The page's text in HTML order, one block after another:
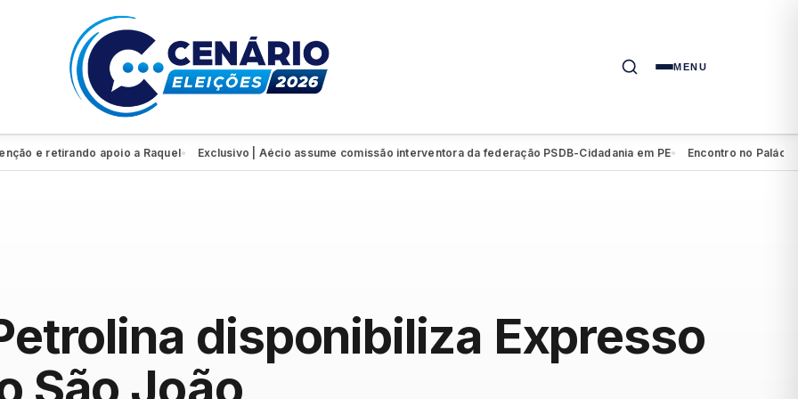
MENU
retirando apoio a Raquel● Exclusivo | Aécio assume comissão interventora da federação PSDB-Cidadania em PE ● Encontro no Palácio do
disponibiliza Expresso